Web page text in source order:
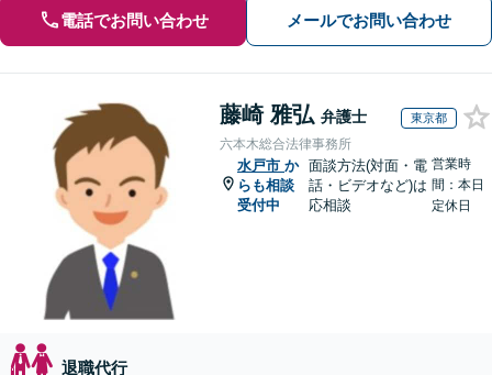
電話でお問い合わせ メールでお問い合わせ
藤崎 雅弘 弁護士 東京都
六本木総合法律事務所
水戸市 か
らも相談
受付中
面談方法(対面・電
話・ビデオなど)は
応相談
営業時
間：本日
定休日
退職代行